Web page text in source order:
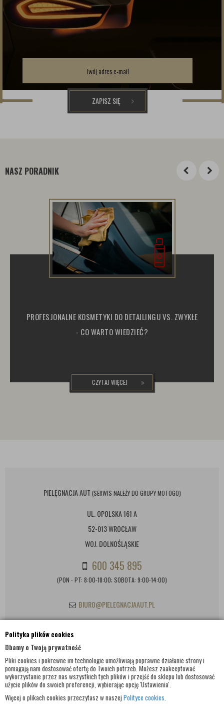
Polityka plików cookies
Dbamy o Twoją prywatność
Pliki cookies i pokrewne im technologie umożliwiają poprawne działanie strony i
pomagają nam dostosować ofertę do Twoich potrzeb. Możesz zaakceptować
wykorzystanie przez nas wszystkich tych plików i przejść do sklepu lub dostosować
użycie plików do swoich preferencji, wybierając opcję 'Ustawienia'.
Więcej o plikach cookies przeczytasz w naszej Polityce cookies.
ZAPISZ SIĘ
NASZ PORADNIK
PROFESJONALNE KOSMETYKI DO DETAILINGU VS. ZWYKŁE
- CO WARTO WIEDZIEĆ?
CZYTAJ WIĘCEJ
PIELĘGNACJA AUT (SERWIS NALEŻY DO GRUPY MOTOGO)
UL. OPOLSKA 161 A
52-013 WROCŁAW
WOJ. DOLNOŚLĄSKIE
600 345 895
(PON - PT: 8:00-18:00; SOBOTA: 9:00-14:00)
BIURO@PIELEGNACJAAUT.PL
INFORMACJE KONTAKTOWE